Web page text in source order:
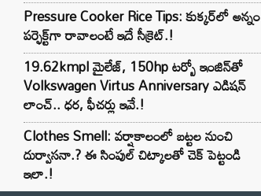
Pressure Cooker Rice Tips: కుక్కర్‌లో అన్నం
పర్ఫెక్ట్‌గా రావాలంటే ఇదే సీక్రెట్.!
19.62kmpl మైలేజ్, 150hp టర్బో ఇంజిన్‌తో
Volkswagen Virtus Anniversary ఎడిషన్
లాంచ్.. ధర, ఫీచర్లు ఇవే.!
Clothes Smell: వర్షాకాలంలో బట్టల నుంచి
దుర్వాసనా.? ఈ సింపుల్ చిట్కాలతో చెక్ పెట్టండి
ఇలా.!